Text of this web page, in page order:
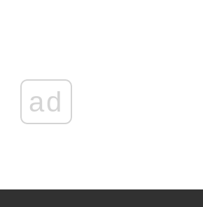
ad